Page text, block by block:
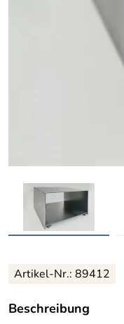
Artikel-Nr.: 89412
Beschreibung